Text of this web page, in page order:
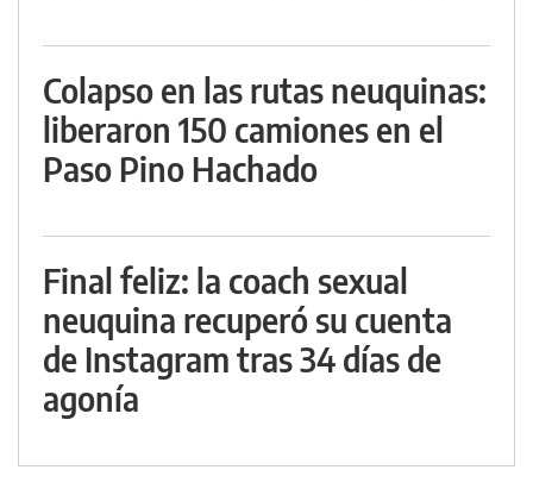
Colapso en las rutas neuquinas:
liberaron 150 camiones en el
Paso Pino Hachado
Final feliz: la coach sexual
neuquina recuperó su cuenta
de Instagram tras 34 días de
agonía